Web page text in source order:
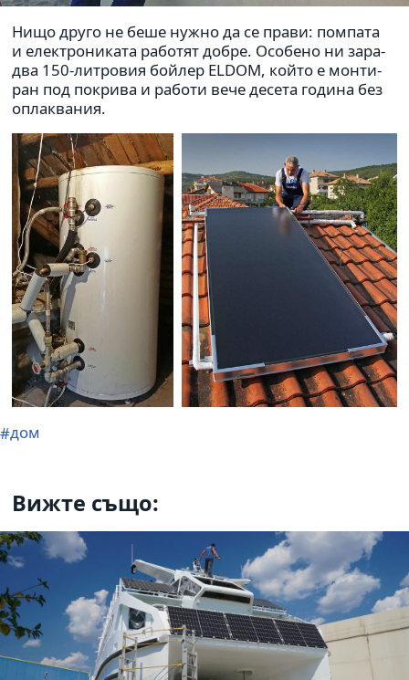
Нищо друго не беше нужно да се прави: пом­пата
и елек­тро­ни­ката рабо­тят добре. Особено ни зара­
два 150-лит­ро­вия бойлер ELDOM, който е мон­ти­
ран под покрива и работи вече десета година без
опла­к­ва­ния.
дом
Вижте също: